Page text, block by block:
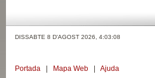
DISSABTE 8 D'AGOST 2026, 4:03:08
Portada Mapa Web Ajuda